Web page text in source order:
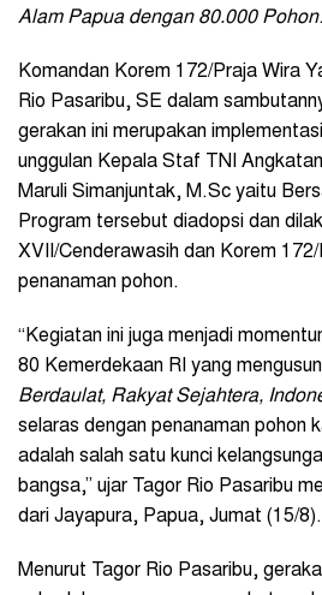
Alam Papua dengan 80.000 Pohon.
Komandan Korem 172/Praja Wira
Rio Pasaribu, SE dalam
gerakan ini merupakan
unggulan Kepala Staf TNI
Maruli Simanjuntak, M.Sc yaitu
Program tersebut diadopsi dan
XVII/Cenderawasih dan Korem
penanaman pohon.
“Kegiatan ini juga menjadi
80 Kemerdekaan RI yang
Berdaulat, Rakyat Sejahtera,
selaras dengan penanaman pohon
adalah salah satu kunci
bangsa,” ujar Tagor Rio Pasaribu
dari Jayapura, Papua, Jumat (15/8).
Menurut Tagor Rio Pasaribu,